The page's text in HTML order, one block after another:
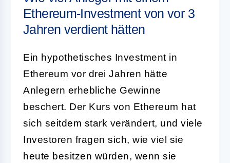
Ethereum-Investment von vor 3
Jahren verdient hätten
Ein hypothetisches Investment in
Ethereum vor drei Jahren hätte
Anlegern erhebliche Gewinne
beschert. Der Kurs von Ethereum hat
sich seitdem stark verändert, und viele
Investoren fragen sich, wie viel sie
heute besitzen würden, wenn sie